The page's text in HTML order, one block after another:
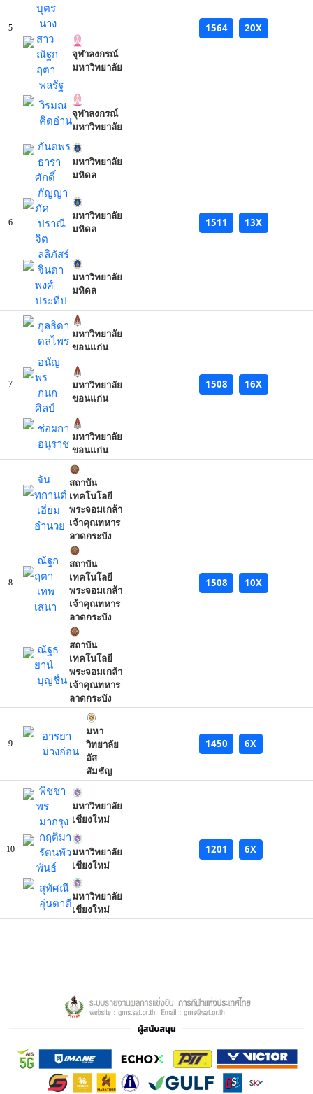
5
บุตร
นาง
สาว
ณัฐก
ฤตา
พลรัฐ
จุฬาลงกรณ์
มหาวิทยาลัย
วิรมณ
คิดอ่านจุฬาลงกรณ์
มหาวิทยาลัย
1564 20X
6
กันตพร
ธารา
ศักดิ์
มหาวิทยาลัย
มหิดล
กัญญา
ภัค
ปราณี
จิต
มหาวิทยาลัย
มหิดล
ลลิภัสร์
จินดา
พงศ์
ประทีป
มหาวิทยาลัย
มหิดล
1511 13X
7
กุลธิดา
ดลไพร มหาวิทยาลัย
ขอนแก่น
อนัญ
พร
กนก
ศิลป์
มหาวิทยาลัย
ขอนแก่น
ช่อผกา
อนุราช มหาวิทยาลัย
ขอนแก่น
1508 16X
8
จัน
ทกานต์
เอี่ยม
อำนวย
สถาบัน
เทคโนโลยี
พระจอมเกล้า
เจ้าคุณทหาร
ลาดกระบัง
ณัฐก
ฤตา
เทพ
เสนา
สถาบัน
เทคโนโลยี
พระจอมเกล้า
เจ้าคุณทหาร
ลาดกระบัง
ณัฐธ
ยาน์
บุญชื่น
สถาบัน
เทคโนโลยี
พระจอมเกล้า
เจ้าคุณทหาร
ลาดกระบัง
1508 10X
9
อารยา
ม่วงอ่อน
มหา
วิทยาลัย
อัส
สัมชัญ
1450 6X
10
พิชชา
พร
มากรุง
มหาวิทยาลัย
เชียงใหม่
กฤติมา
รัตนพัว
พันธ์
มหาวิทยาลัย
เชียงใหม่
สุทัศณี
อุ่นตาดีมหาวิทยาลัย
เชียงใหม่
1201 6X